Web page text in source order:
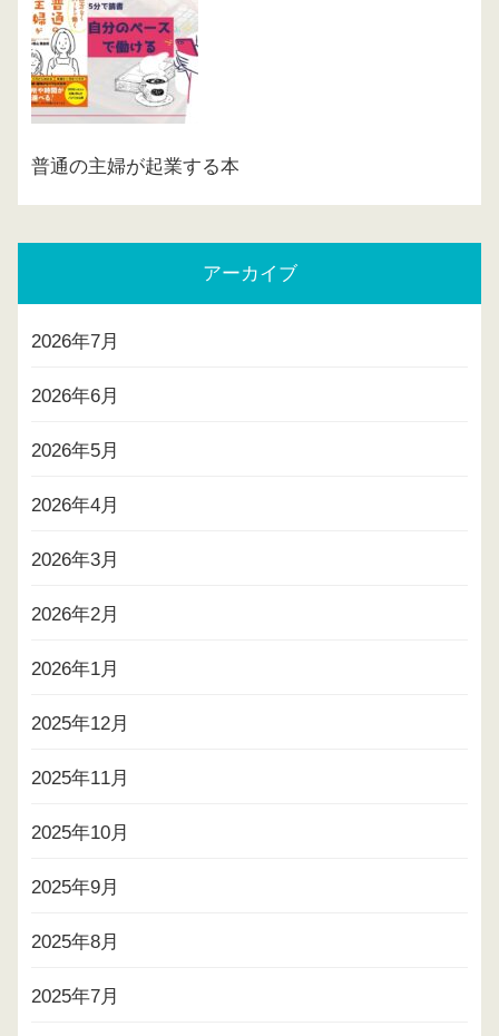
普通の主婦が起業する本
アーカイブ
2026年7月
2026年6月
2026年5月
2026年4月
2026年3月
2026年2月
2026年1月
2025年12月
2025年11月
2025年10月
2025年9月
2025年8月
2025年7月